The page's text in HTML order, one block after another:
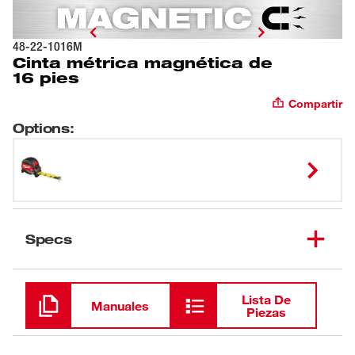
48-22-1016M
Cinta métrica magnética de
16 pies
Compartir
Options:
Specs
Cargando
Manuales
Lista De
Piezas